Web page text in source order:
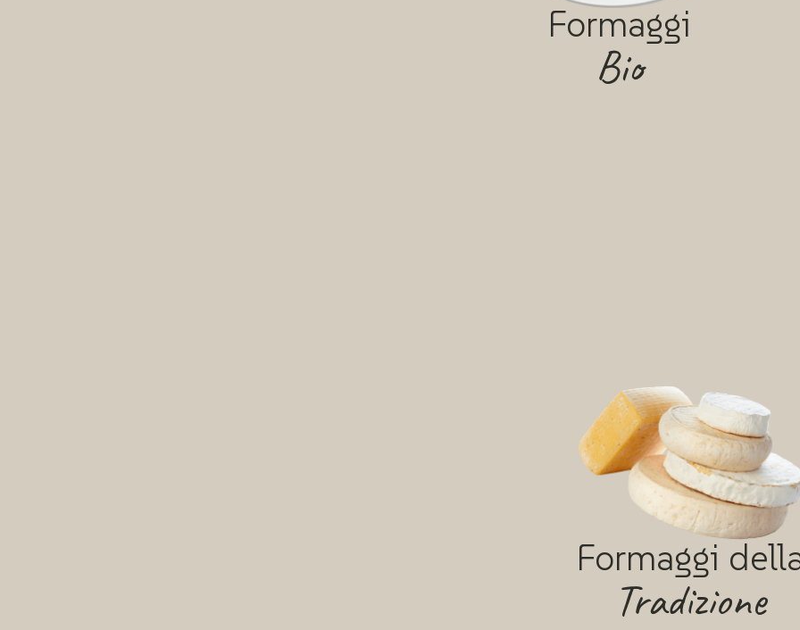
Formaggi
Bio
Formaggi
Tradizione